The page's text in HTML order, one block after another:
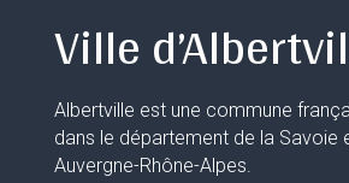
Ville
Albertville est une commune
dans le département de la Savoie
Auvergne-Rhône-Alpes.